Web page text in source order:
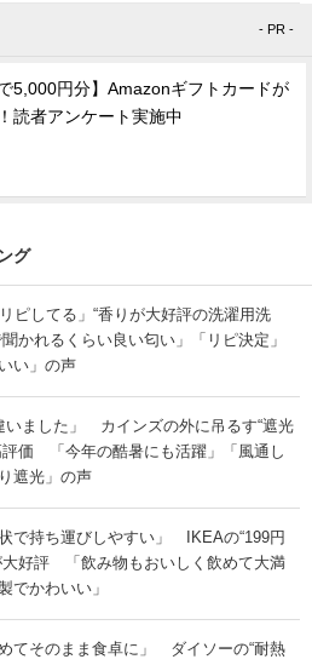
- PR -
で5,000円分】Amazonギフトカードが
読者アンケート実施中
グ
ピしてる」“香りが大好評の洗濯用洗
かれるくらい良い匂い」「リピ決定」
い」の声
いました」 カインズの外に吊るす“遮光
評価 「今年の酷暑にも活躍」「風通し
遮光」の声
状で持ち運びしやすい」 IKEAの“199円
大好評 「飲み物もおいしく飲めて大満
でかわいい」
めてそのまま食卓に」 ダイソーの“耐熱